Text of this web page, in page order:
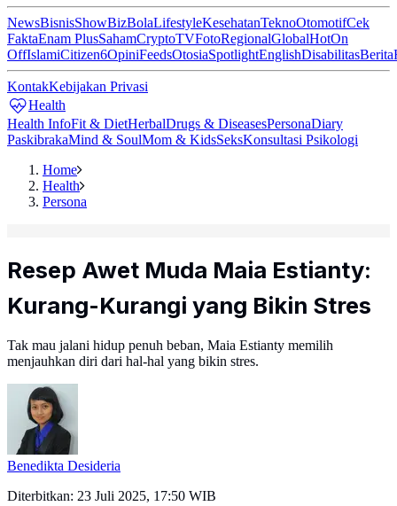
NewsBisnisShowBizBolaLifestyleKesehatanTeknoOtomotifCek
FaktaEnam PlusSahamCryptoTVFotoRegionalGlobalHotOn
OffIslamiCitizen6OpiniFeedsOtosiaSpotlightEnglishDisabilitasBerita
KontakKebijakan Privasi
Health
Health InfoFit & DietHerbalDrugs & DiseasesPersonaDiary
PaskibrakaMind & SoulMom & KidsSeksKonsultasi Psikologi
Home
Health
Persona
Resep Awet Muda Maia Estianty:
Kurang-Kurangi yang Bikin Stres
Tak mau jalani hidup penuh beban, Maia Estianty memilih
menjauhkan diri dari hal-hal yang bikin stres.
Benedikta Desideria
Diterbitkan: 23 Juli 2025, 17:50 WIB